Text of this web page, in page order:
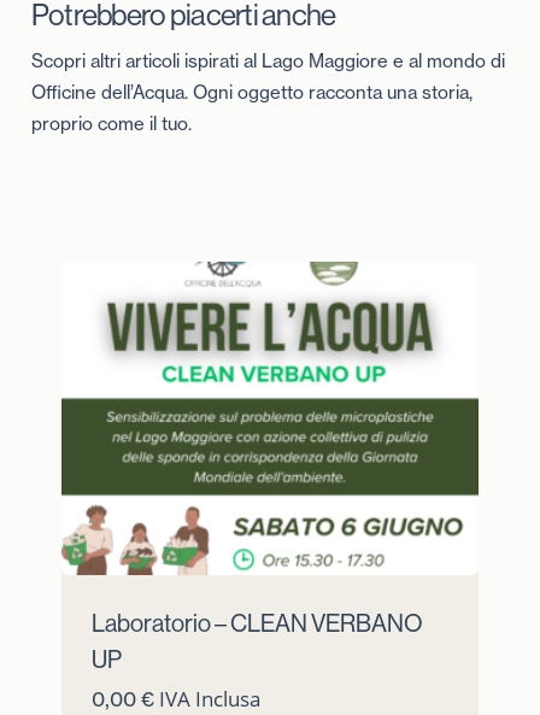
Potrebbero piacerti anche
Scopri altri articoli ispirati al Lago Maggiore e al mondo di
Officine dell’Acqua. Ogni oggetto racconta una storia,
proprio come il tuo.
Laboratorio – CLEAN VERBANO
UP
0,00€ IVA Inclusa